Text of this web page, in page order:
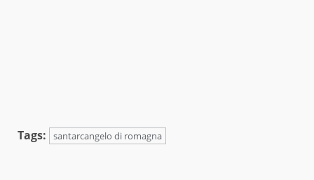
Tags: santarcangelo di romagna